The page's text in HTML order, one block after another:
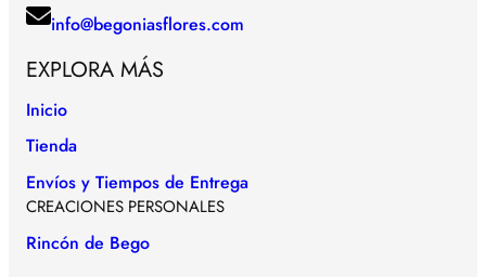
info@begoniasflores.com
EXPLORA MÁS
Inicio
Tienda
Envíos y Tiempos de Entrega
CREACIONES PERSONALES
Rincón de Bego